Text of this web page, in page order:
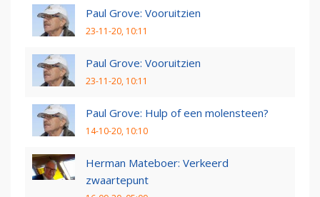
Paul Grove: Vooruitzien
23-11-20, 10:11
Paul Grove: Vooruitzien
23-11-20, 10:11
Paul Grove: Hulp of een molensteen?
14-10-20, 10:10
Herman Mateboer: Verkeerd
zwaartepunt